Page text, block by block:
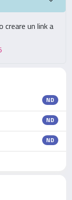
un link a
ND
ND
ND